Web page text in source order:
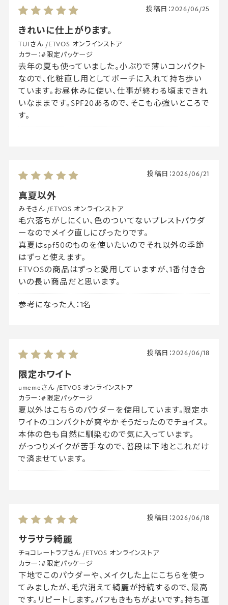
きれいに仕上がります。
投稿日：2026/06/25
TUIさん /ETVOS オンラインストア
カラー：#限定パッケージ
去年の夏も使っていました。小ぶりで薄いコンパクト
なので、化粧直し用としてポーチに入れて持ち歩い
ています。お昼休みに使い、仕事が終わる頃まできれ
いなままです。SPF20あるので、そこも心強いところで
す。
真夏以外
投稿日：2026/06/21
みそさん /ETVOS オンラインストア
毛穴落ちがしにくい、色のついてないプレストパウダ
ーなのでメイク直しにぴったりです。
真夏はspf50のものを使いたいのでそれ以外の季節
はずっと使えます。
ETVOSの商品はずっと愛用していますが、1番付き合
いの長い商品だと思います。
参考になった人：1名
限定ホワイト
投稿日：2026/06/18
umemeさん /ETVOS オンラインストア
カラー：#限定パッケージ
夏以外はこちらのパウダーを使用しています。限定ホ
ワイトのコンパクトが爽やかそうだったのでチョイス。
本体の色も自然に馴染むので気に入っています。
がっつりメイクが苦手なので、普段は下地とこれだけ
で済ませています。
サラサラ綺麗
投稿日：2026/06/18
チョコレートラブさん /ETVOS オンラインストア
カラー：#限定パッケージ
下地でこのパウダーや、メイクした上にこちらを使っ
てみましたが、毛穴消えて綺麗が持続するので、最高
です。リピートします。パフもきもちがよいです。持ち運